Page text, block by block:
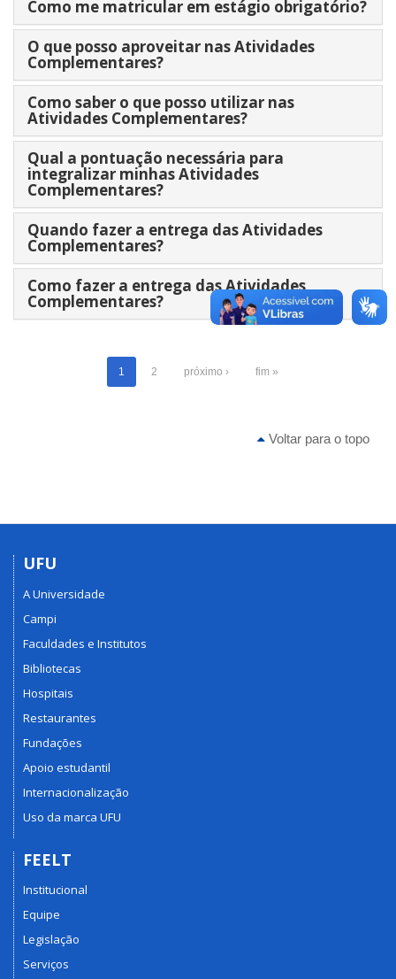
Como me matricular em estágio obrigatório?
O que posso aproveitar nas Atividades
Complementares?
Como saber o que posso utilizar nas
Atividades Complementares?
Qual a pontuação necessária para
integralizar minhas Atividades
Complementares?
Quando fazer a entrega das Atividades
Complementares?
Como fazer a entrega das Atividades
Complementares?
1 2 próximo › fim »
Voltar para o topo
UFU
A Universidade
Campi
Faculdades e Institutos
Bibliotecas
Hospitais
Restaurantes
Fundações
Apoio estudantil
Internacionalização
Uso da marca UFU
FEELT
Institucional
Equipe
Legislação
Serviços